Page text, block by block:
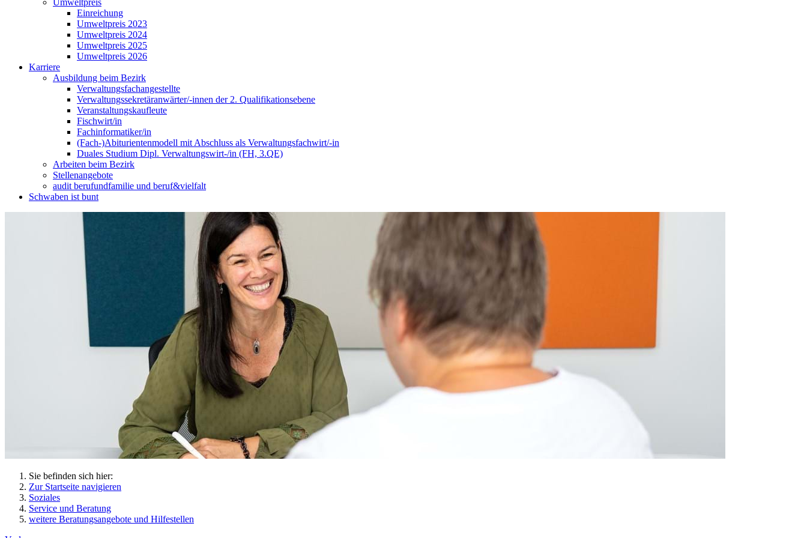
Umweltpreis
Einreichung
Umweltpreis 2023
Umweltpreis 2024
Umweltpreis 2025
Umweltpreis 2026
Karriere
Ausbildung beim Bezirk
Verwaltungsfachangestellte
Verwaltungssekretäranwärter/-innen der 2. Qualifikationsebene
Veranstaltungskaufleute
Fischwirt/in
Fachinformatiker/in
(Fach-)Abiturientenmodell mit Abschluss als Verwaltungsfachwirt/-in
Duales Studium Dipl. Verwaltungswirt-/in (FH, 3.QE)
Arbeiten beim Bezirk
Stellenangebote
audit berufundfamilie und beruf&vielfalt
Schwaben ist bunt
Sie befinden sich hier:
Zur Startseite navigieren
Soziales
Service und Beratung
weitere Beratungsangebote und Hilfestellen